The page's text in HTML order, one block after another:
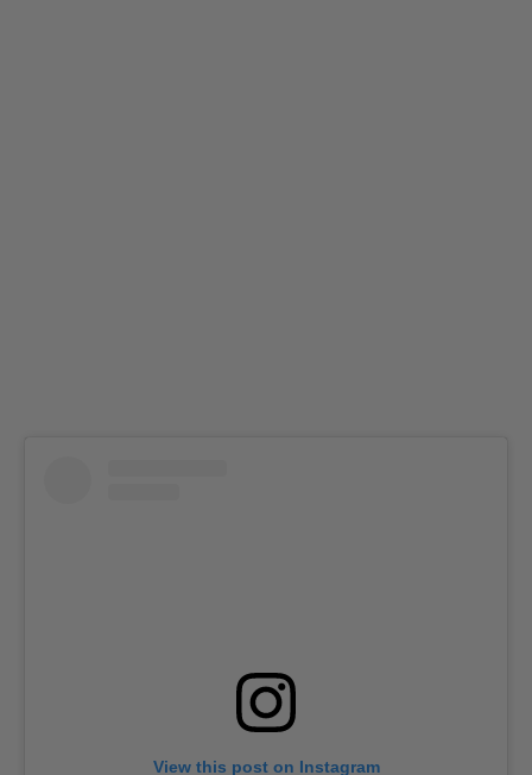
View this post on Instagram